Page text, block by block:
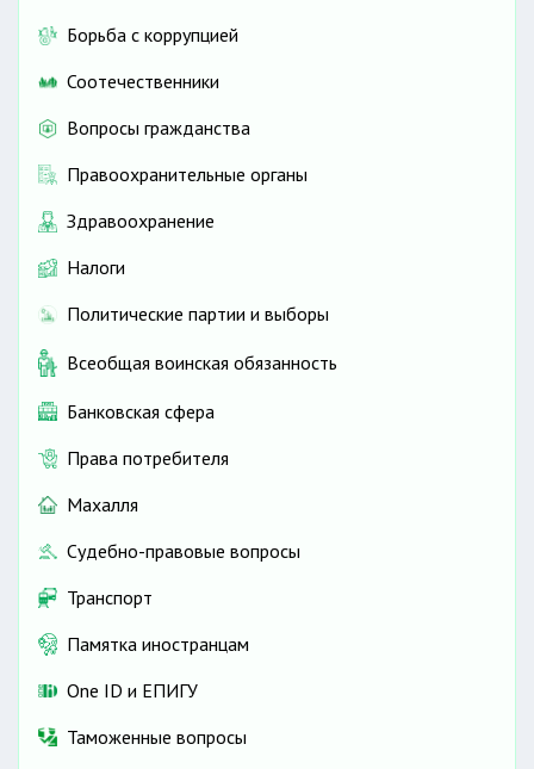
Борьба с коррупцией
Соотечественники
Вопросы гражданства
Правоохранительные органы
Здравоохранение
Налоги
Политические партии и выборы
Всеобщая воинская обязанность
Банковская сфера
Права потребителя
Махалля
Судебно-правовые вопросы
Транспорт
Памятка иностранцам
One ID и ЕПИГУ
Таможенные вопросы